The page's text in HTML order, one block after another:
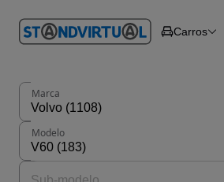
em
Carros Carros
Carros
Marca
Modelo